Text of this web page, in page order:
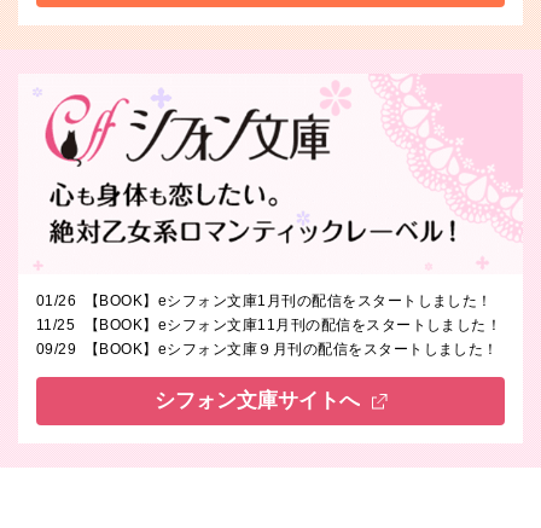
01/26
【BOOK】eシフォン文庫1月刊の配信をスタートしました！
11/25
【BOOK】eシフォン文庫11月刊の配信をスタートしました！
09/29
【BOOK】eシフォン文庫９月刊の配信をスタートしました！
シフォン文庫サイトへ